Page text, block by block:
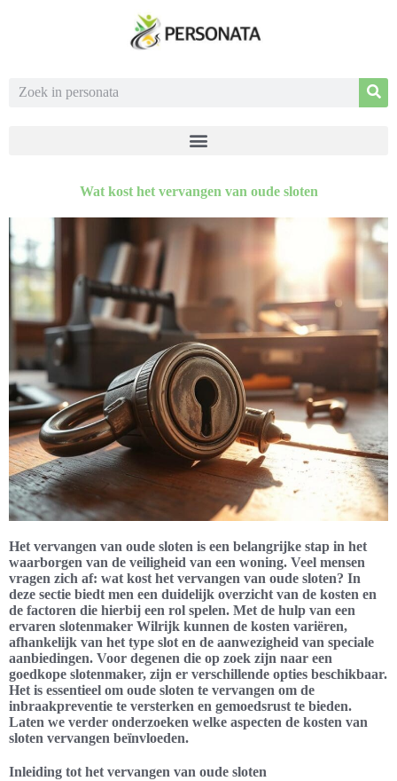
Wat kost het vervangen van oude sloten
Het vervangen van oude sloten is een belangrijke stap in het
waarborgen van de veiligheid van een woning. Veel mensen
vragen zich af: wat kost het vervangen van oude sloten? In
deze sectie biedt men een duidelijk overzicht van de kosten en
de factoren die hierbij een rol spelen. Met de hulp van een
ervaren slotenmaker Wilrijk kunnen de kosten variëren,
afhankelijk van het type slot en de aanwezigheid van speciale
aanbiedingen. Voor degenen die op zoek zijn naar een
goedkope slotenmaker, zijn er verschillende opties beschikbaar.
Het is essentieel om oude sloten te vervangen om de
inbraakpreventie te versterken en gemoedsrust te bieden.
Laten we verder onderzoeken welke aspecten de kosten van
sloten vervangen beïnvloeden.
Inleiding tot het vervangen van oude sloten